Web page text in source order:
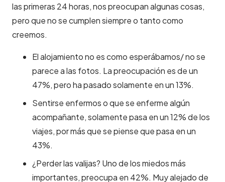
las primeras 24 horas, nos preocupan algunas cosas,
pero que no se cumplen siempre o tanto como
creemos.
El alojamiento no es como esperábamos/ no se
parece a las fotos. La preocupación es de un
47%, pero ha pasado solamente en un 13%.
Sentirse enfermos o que se enferme algún
acompañante, solamente pasa en un 12% de los
viajes, por más que se piense que pasa en un
43%.
¿Perder las valijas? Uno de los miedos más
importantes, preocupa en 42%. Muy alejado de